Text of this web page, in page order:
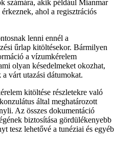
számára, akik például Mianmar
ahol a regisztrációs
lenni ennél a
űrlap kitöltésekor. Bármilyen
a vízumkérelem
olyan késedelmeket okozhat,
várt utazási dátumokat.
kitöltése részletekre való
által meghatározott
Az összes dokumentáció
biztosítása gördülékenyebb
tesz lehetővé a tunéziai és egyéb